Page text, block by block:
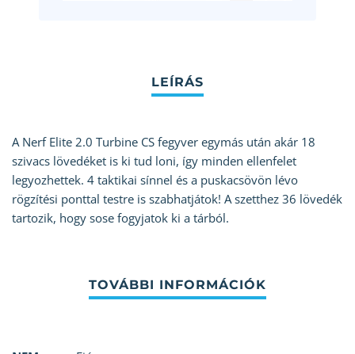
A Nerf Elite 2.0 Turbine CS fegyver egymás után akár 18
szivacs lövedéket is ki tud loni, így minden ellenfelet
legyozhettek. 4 taktikai sínnel és a puskacsövön lévo
rögzítési ponttal testre is szabhatjátok! A szetthez 36 lövedék
tartozik, hogy sose fogyjatok ki a tárból.